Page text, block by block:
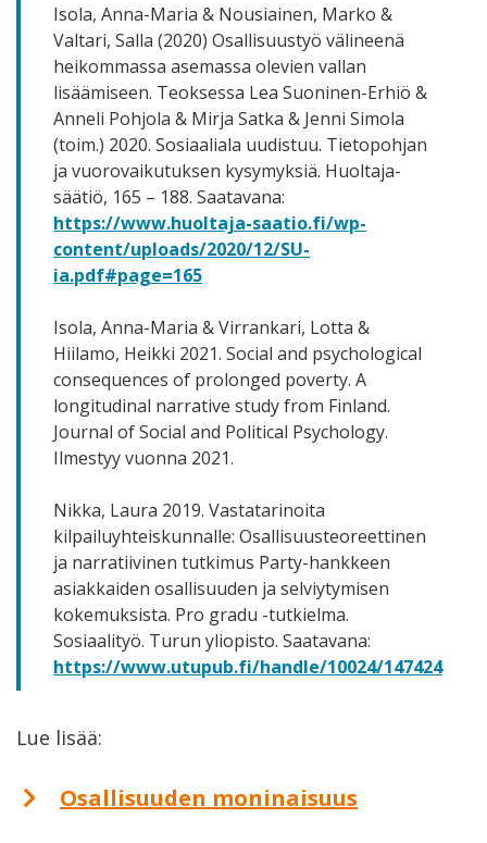
Isola, Anna-Maria & Nousiainen, Marko &
Valtari, Salla (2020) Osallisuustyö välineenä
heikommassa asemassa olevien vallan
lisäämiseen. Teoksessa Lea Suoninen-Erhiö &
Anneli Pohjola & Mirja Satka & Jenni Simola
(toim.) 2020. Sosiaaliala uudistuu. Tietopohjan
ja vuorovaikutuksen kysymyksiä. Huoltaja-
säätiö, 165 – 188. Saatavana:
https://www.huoltaja-saatio.fi/wp-
content/uploads/2020/12/SU-
ia.pdf#page=165
Isola, Anna-Maria & Virrankari, Lotta &
Hiilamo, Heikki 2021. Social and psychological
consequences of prolonged poverty. A
longitudinal narrative study from Finland.
Journal of Social and Political Psychology.
Ilmestyy vuonna 2021.
Nikka, Laura 2019. Vastatarinoita
kilpailuyhteiskunnalle: Osallisuusteoreettinen
ja narratiivinen tutkimus Party-hankkeen
asiakkaiden osallisuuden ja selviytymisen
kokemuksista. Pro gradu -tutkielma.
Sosiaalityö. Turun yliopisto. Saatavana:
https://www.utupub.fi/handle/10024/147424
Lue lisää:
Osallisuuden moninaisuus